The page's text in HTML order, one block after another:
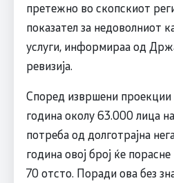
претежно во скопскиот
показател за недоволниот
услуги, информираа од
ревизија.
Според извршени проекции
година околу 63.000 лица
потреба од долготрајна
година овој број ќе
70 отсто. Поради ова без